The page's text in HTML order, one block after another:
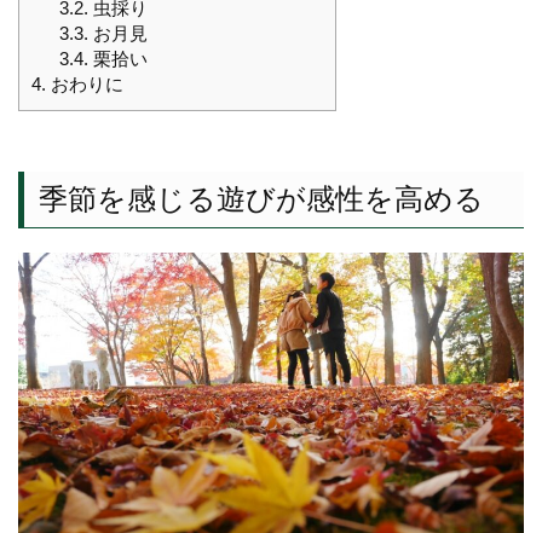
3.2. 虫採り
3.3. お月見
3.4. 栗拾い
4. おわりに
季節を感じる遊びが感性を高める